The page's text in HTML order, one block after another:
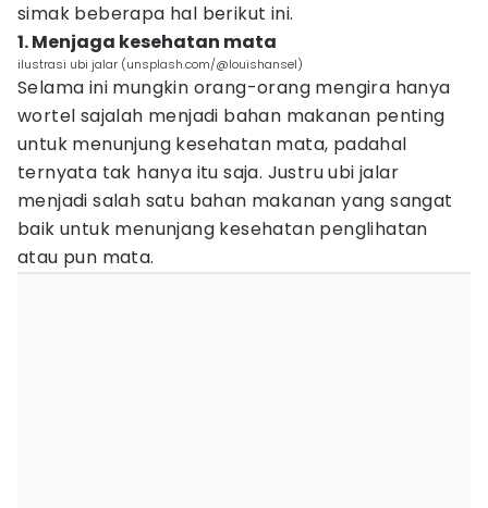
simak beberapa hal berikut ini.
1. Menjaga kesehatan mata
ilustrasi ubi jalar (unsplash.com/@louishansel)
Selama ini mungkin orang-orang mengira hanya
wortel sajalah menjadi bahan makanan penting
untuk menunjung kesehatan mata, padahal
ternyata tak hanya itu saja. Justru ubi jalar
menjadi salah satu bahan makanan yang sangat
baik untuk menunjang kesehatan penglihatan
atau pun mata.